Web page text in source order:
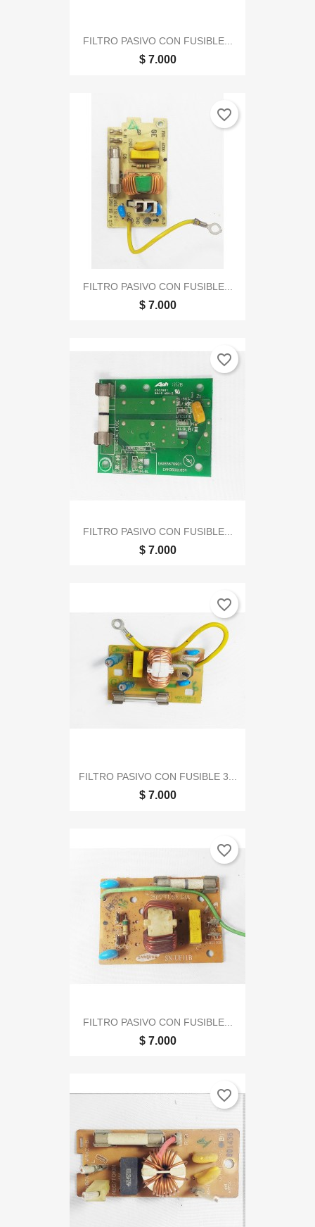
FILTRO PASIVO CON FUSIBLE...
$ 7.000
FILTRO PASIVO CON FUSIBLE...
$ 7.000
favorite_border
FILTRO PASIVO CON FUSIBLE...
$ 7.000
favorite_border
FILTRO PASIVO CON FUSIBLE 3...
$ 7.000
favorite_border
FILTRO PASIVO CON FUSIBLE...
$ 7.000
favorite_border
favorite_border